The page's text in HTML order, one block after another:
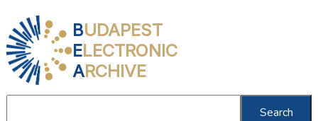
BUDAPEST
ELECTRONIC
ARCHIVE
Search